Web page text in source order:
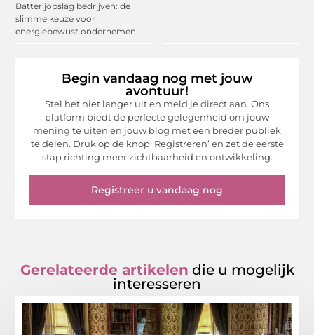
Batterijopslag bedrijven: de
slimme keuze voor
energiebewust ondernemen
Begin vandaag nog met jouw
avontuur!
Stel het niet langer uit en meld je direct aan. Ons
platform biedt de perfecte gelegenheid om jouw
mening te uiten en jouw blog met een breder publiek
te delen. Druk op de knop ‘Registreren’ en zet de eerste
stap richting meer zichtbaarheid en ontwikkeling.
Registreer u vandaag nog
Gerelateerde artikelen die u mogelijk
interesseren